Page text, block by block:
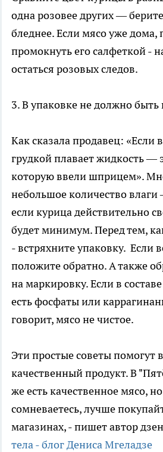
одна розовее других —
бледнее. Если мясо уже дома,
промокнуть его салфеткой -
остаться розовых следов.
3. В упаковке не должно быть
Как сказала продавец: «Если
грудкой плавает жидкость —
которую ввели шприцем».
небольшое количество
если курица действительно
будет минимум. Перед тем,
- встряхните упаковку. Если
положите обратно. А также
на маркировку. Если в
есть фосфаты или
говорит, мясо не чистое.
Эти простые советы помогут
качественный продукт. В
же есть качественное мясо,
сомневаетесь, лучше
магазинах, - пишет автор
тела - блог Дениса Мгеладзе